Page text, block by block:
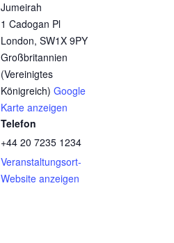
Jumeirah
1 Cadogan Pl
London, SW1X 9PY
Großbritannien
(Vereinigtes
Königreich) Google
Karte anzeigen
Telefon
+44 20 7235 1234
Veranstaltungsort-
Website anzeigen